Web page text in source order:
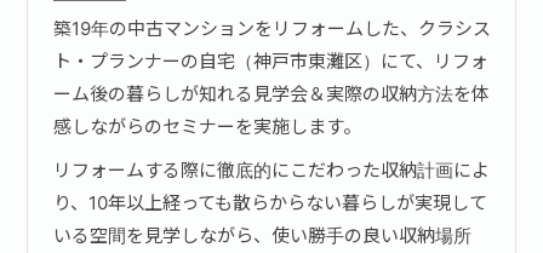
会社案内
お問い合わせ·資料請求
築19年の中古マンションをリフォームした、クラシス
ト・プランナーの自宅（神戸市東灘区）にて、リフォ
ーム後の暮らしが知れる見学会＆実際の収納方法を体
感しながらのセミナーを実施します。
リフォームする際に徹底的にこだわった収納計画によ
り、10年以上経っても散らからない暮らしが実現して
いる空間を見学しながら、使い勝手の良い収納場所